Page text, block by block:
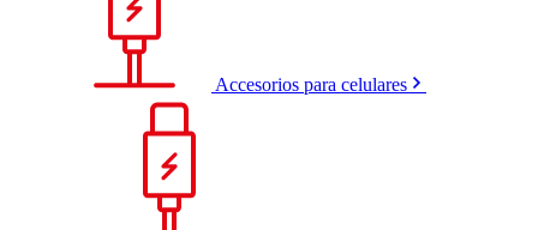
Accesorios para celulares